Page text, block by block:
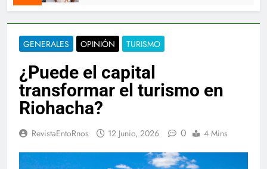
GENERALES OPINIÓN TURISMO
¿Puede el capital
transformar el turismo en
Riohacha?
RevistaEntoRnos 12 Junio, 2026 0 4 Mins